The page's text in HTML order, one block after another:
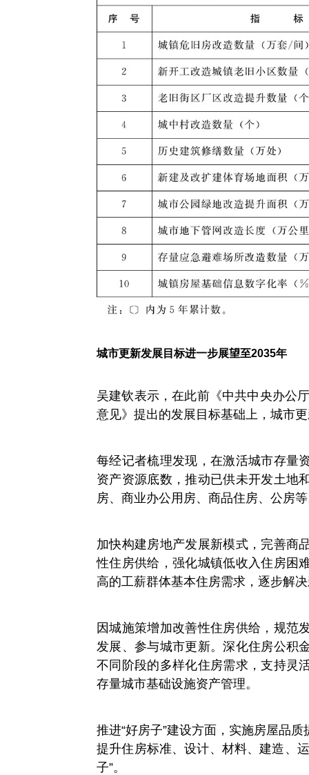
城市更新发展目标进一步展望至2035年
吴建钦表示，在此前《中共中央办公
意见》提出的发展目标基础上，城市
每经记者梳理发现，在激活城市存量
资产资源底数，推动已供未开发土地
房、商业办公用房、商品住房、公房
加快构建房地产发展新模式，完善商
性住房供给，强化城镇低收入住房困
高的工薪群体基本住房需求，逐步解
因城施策增加改善性住房供给，规范
发展、参与城市更新。深化住房公积
不同阶段的多样化住房需求，支持灵
存量城市基础设施资产管理。
推进“好房子”建设方面，实施房屋品
提升住房标准、设计、材料、建造、
子”。